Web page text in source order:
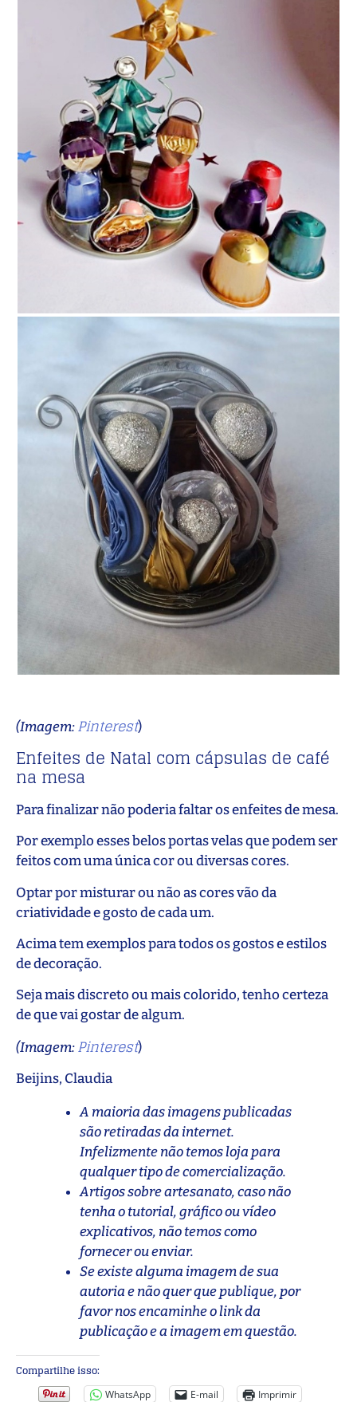
(Imagem:Pinterest)
Enfeites de Natal com cápsulas de café
na mesa
Para finalizar não poderia faltar os enfeites de mesa.
Por exemplo esses belos portas velas que podem ser
feitos com uma única cor ou diversas cores.
Optar por misturar ou não as cores vão da
criatividade e gosto de cada um.
Acima tem exemplos para todos os gostos e estilos
de decoração.
Seja mais discreto ou mais colorido, tenho certeza
de que vai gostar de algum.
(Imagem:Pinterest)
Beijins, Claudia
A maioria das imagens publicadas
são retiradas da internet.
Infelizmente não temos loja para
qualquer tipo de comercialização.
Artigos sobre artesanato, caso não
tenha o tutorial, gráfico ou vídeo
explicativos, não temos como
fornecer ou enviar.
Se existe alguma imagem de sua
autoria e não quer que publique, por
favor nos encaminhe o link da
publicação e a imagem em questão.
Compartilhe isso:
WhatsApp E-mail Imprimir